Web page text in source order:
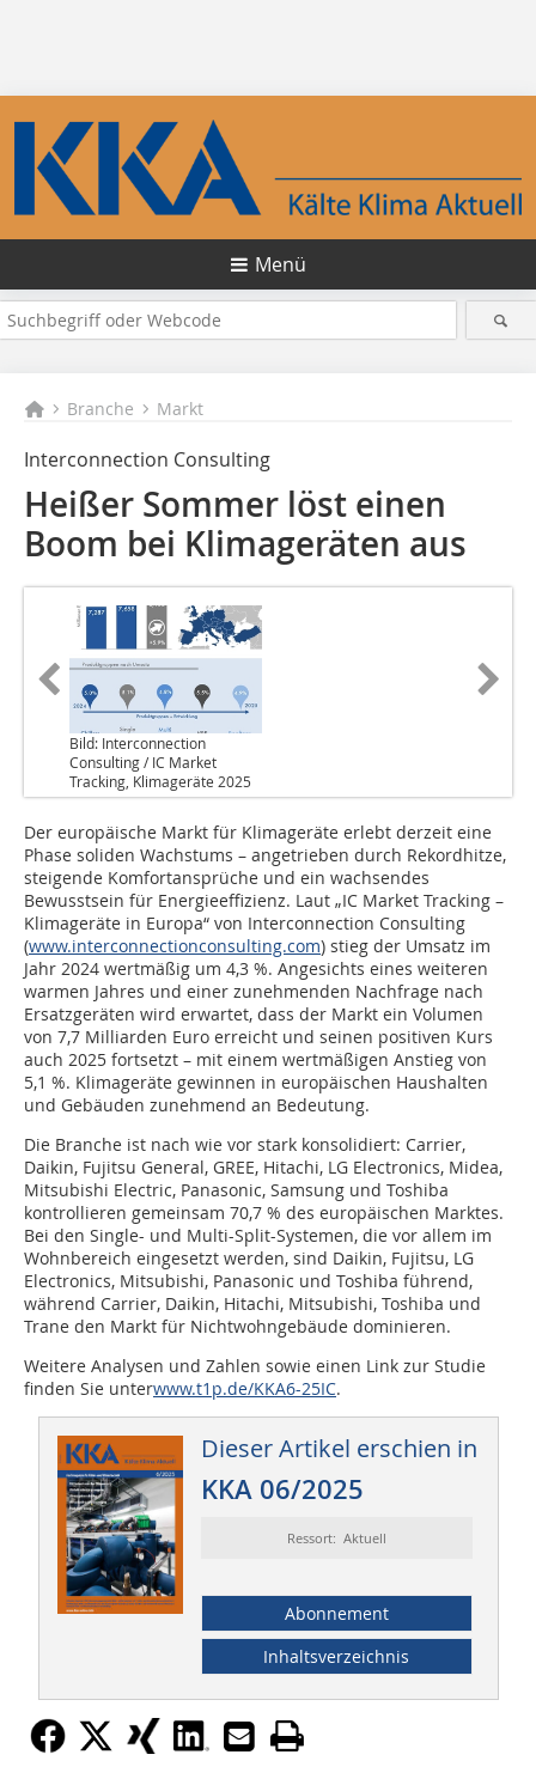
Menü
Branche Markt
Interconnection Consulting
Heißer Sommer löst einen
Boom bei Klimageräten aus
Bild: Interconnection
Consulting / IC Market
Tracking, Klimageräte 2025
Der europäische Markt für Klimageräte erlebt derzeit eine
Phase soliden Wachstums – angetrieben durch Rekordhitze,
steigende Komfortansprüche und ein wachsendes
Bewusstsein für Energieeffizienz. Laut „IC Market Tracking –
Klimageräte in Europa“ von Interconnection Consulting
(www.interconnectionconsulting.com) stieg der Umsatz im
Jahr 2024 wertmäßig um 4,3 %. Angesichts eines weiteren
warmen Jahres und einer zunehmenden Nachfrage nach
Ersatzgeräten wird erwartet, dass der Markt ein Volumen
von 7,7 Milliarden Euro erreicht und seinen positiven Kurs
auch 2025 fortsetzt – mit einem wertmäßigen Anstieg von
5,1 %. Klimageräte gewinnen in europäischen Haushalten
und Gebäuden zunehmend an Bedeutung.
Die Branche ist nach wie vor stark konsolidiert: Carrier,
Daikin, Fujitsu General, GREE, Hitachi, LG Electronics, Midea,
Mitsubishi Electric, Panasonic, Samsung und Toshiba
kontrollieren gemeinsam 70,7 % des europäischen Marktes.
Bei den Single- und Multi-Split-Systemen, die vor allem im
Wohnbereich eingesetzt werden, sind Daikin, Fujitsu, LG
Electronics, Mitsubishi, Panasonic und Toshiba führend,
während Carrier, Daikin, Hitachi, Mitsubishi, Toshiba und
Trane den Markt für Nichtwohngebäude dominieren.
Weitere Analysen und Zahlen sowie einen Link zur Studie
finden Sie unterwww.t1p.de/KKA6-25IC.
Dieser Artikel erschien in
KKA 06/2025
Ressort: Aktuell
Abonnement
Inhaltsverzeichnis